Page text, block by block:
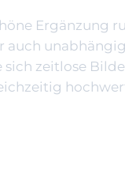
Ergänzung
auch
sich zeitlose